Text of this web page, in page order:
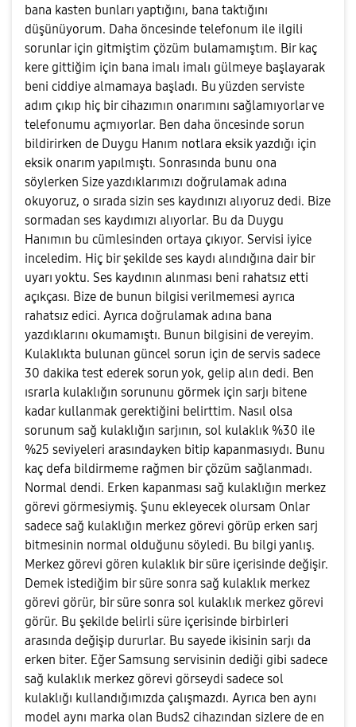
bana kasten bunları yaptığını, bana taktığını
düşünüyorum. Daha öncesinde telefonum ile ilgili
sorunlar için gitmiştim çözüm bulamamıştım. Bir kaç
kere gittiğim için bana imalı imalı gülmeye başlayarak
beni ciddiye almamaya başladı. Bu yüzden serviste
adım çıkıp hiç bir cihazımın onarımını sağlamıyorlar ve
telefonumu açmıyorlar. Ben daha öncesinde sorun
bildirirken de Duygu Hanım notlara eksik yazdığı için
eksik onarım yapılmıştı. Sonrasında bunu ona
söylerken Size yazdıklarımızı doğrulamak adına
okuyoruz, o sırada sizin ses kaydınızı alıyoruz dedi. Bize
sormadan ses kaydımızı alıyorlar. Bu da Duygu
Hanımın bu cümlesinden ortaya çıkıyor. Servisi iyice
inceledim. Hiç bir şekilde ses kaydı alındığına dair bir
uyarı yoktu. Ses kaydının alınması beni rahatsız etti
açıkçası. Bize de bunun bilgisi verilmemesi ayrıca
rahatsız edici. Ayrıca doğrulamak adına bana
yazdıklarını okumamıştı. Bunun bilgisini de vereyim.
Kulaklıkta bulunan güncel sorun için de servis sadece
30 dakika test ederek sorun yok, gelip alın dedi. Ben
ısrarla kulaklığın sorununu görmek için sarjı bitene
kadar kullanmak gerektiğini belirttim. Nasıl olsa
sorunum sağ kulaklığın sarjının, sol kulaklık %30 ile
%25 seviyeleri arasındayken bitip kapanmasıydı. Bunu
kaç defa bildirmeme rağmen bir çözüm sağlanmadı.
Normal dendi. Erken kapanması sağ kulaklığın merkez
görevi görmesiymiş. Şunu ekleyecek olursam Onlar
sadece sağ kulaklığın merkez görevi görüp erken sarj
bitmesinin normal olduğunu söyledi. Bu bilgi yanlış.
Merkez görevi gören kulaklık bir süre içerisinde değişir.
Demek istediğim bir süre sonra sağ kulaklık merkez
görevi görür, bir süre sonra sol kulaklık merkez görevi
görür. Bu şekilde belirli süre içerisinde birbirleri
arasında değişip dururlar. Bu sayede ikisinin sarjı da
erken biter. Eğer Samsung servisinin dediği gibi sadece
sağ kulaklık merkez görevi görseydi sadece sol
kulaklığı kullandığımızda çalışmazdı. Ayrıca ben aynı
model aynı marka olan Buds2 cihazından sizlere de en